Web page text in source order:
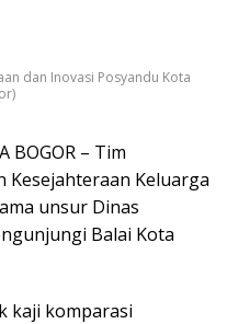
dan Inovasi Posyandu Kota
BOGOR – Tim
Kesejahteraan Keluarga
unsur Dinas
Balai Kota
kaji komparasi